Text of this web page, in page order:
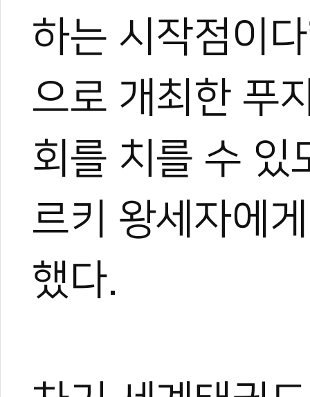
하는 시작점이
으로 개최한 푸
회를 치를 수 있
르키 왕세자에
했다.